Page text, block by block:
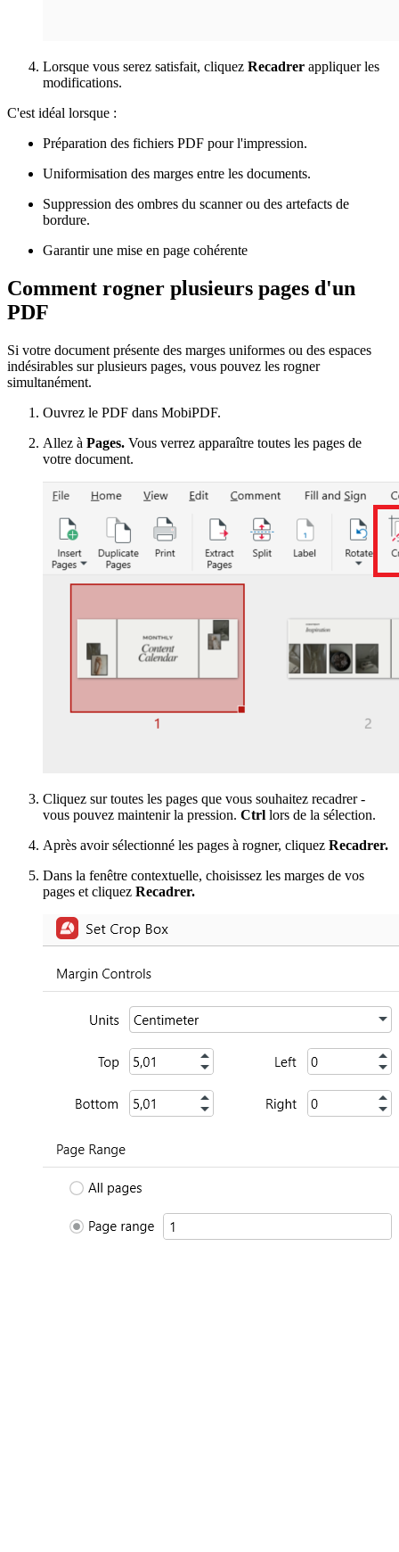
Lorsque vous serez satisfait, cliquez Recadrer appliquer les
modifications.
C'est idéal lorsque :
Préparation des fichiers PDF pour l'impression.
Uniformisation des marges entre les documents.
Suppression des ombres du scanner ou des artefacts de
bordure.
Garantir une mise en page cohérente
Comment rogner plusieurs pages d'un
PDF
Si votre document présente des marges uniformes ou des espaces
indésirables sur plusieurs pages, vous pouvez les rogner
simultanément.
Ouvrez le PDF dans MobiPDF.
Allez à Pages. Vous verrez apparaître toutes les pages de
votre document.
Cliquez sur toutes les pages que vous souhaitez recadrer -
vous pouvez maintenir la pression. Ctrl lors de la sélection.
Après avoir sélectionné les pages à rogner, cliquez Recadrer.
Dans la fenêtre contextuelle, choisissez les marges de vos
pages et cliquez Recadrer.